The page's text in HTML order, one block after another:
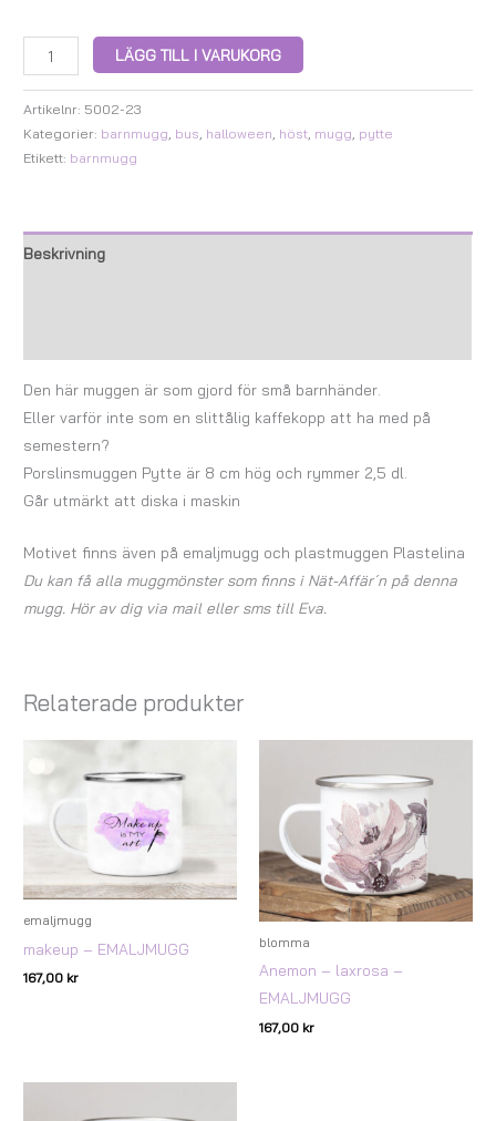
LÄGG TILL I VARUKORG
Artikelnr: 5002-23
Kategorier: barnmugg, bus, halloween, höst, mugg, pytte
Etikett: barnmugg
Beskrivning
Den här muggen är som gjord för små barnhänder.
Eller varför inte som en slittålig kaffekopp att ha med på
semestern?
Porslinsmuggen Pytte är 8 cm hög och rymmer 2,5 dl.
Går utmärkt att diska i maskin
Motivet finns även på emaljmugg och plastmuggen Plastelina
Du kan få alla muggmönster som finns i Nät-Affär´n på denna
mugg. Hör av dig via mail eller sms till Eva.
Relaterade produkter
emaljmugg
makeup – EMALJMUGG
167,00 kr
blomma
Anemon – laxrosa –
EMALJMUGG
167,00 kr